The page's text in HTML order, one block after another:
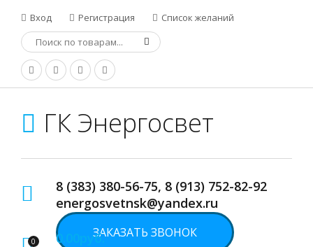
Вход Регистрация Список желаний
ГК Энергосвет
8 (383) 380-56-75, 8 (913) 752-82-92
energosvetnsk@yandex.ru
ЗАКАЗАТЬ ЗВОНОК
0 0.00руб.